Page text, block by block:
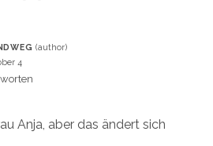
4
Anja, aber das ändert sich